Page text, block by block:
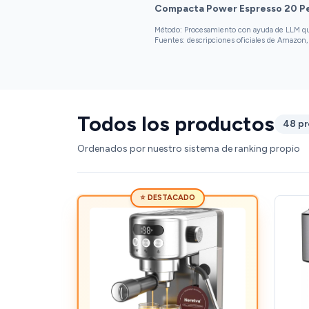
precio razonable por el hecho de molerlo tú
recomendable en general.
Compacta Power Espresso 20
Método: Procesamiento con ayuda de LLM
Fuentes: descripciones oficiales de
Todos los productos 48
Ordenados por nuestro sistema de ranking propio
⭐ DESTACADO